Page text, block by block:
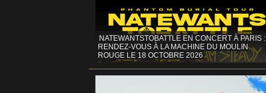
NATEWANTSTOBATTLE EN CONCERT À PARIS :
RENDEZ-VOUS À LA MACHINE DU MOULIN
ROUGE LE 18 OCTOBRE 2026